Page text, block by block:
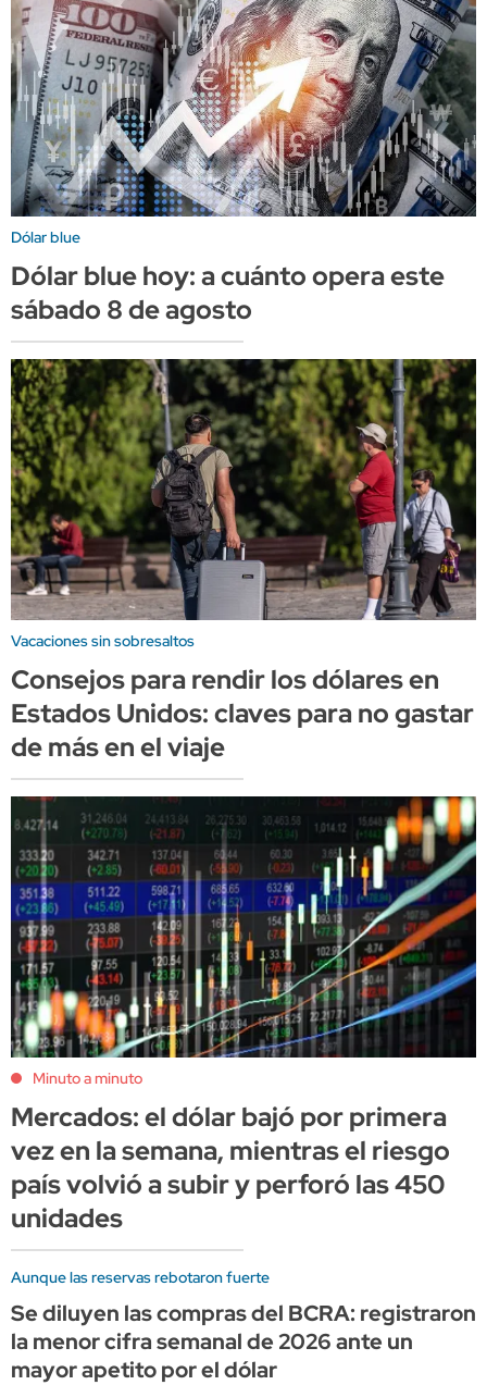
Dólar blue
Dólar blue hoy: a cuánto opera este
sábado 8 de agosto
Vacaciones sin sobresaltos
Consejos para rendir los dólares en
Estados Unidos: claves para no gastar
de más en el viaje
Minuto a minuto
Mercados: el dólar bajó por primera
vez en la semana, mientras el riesgo
país volvió a subir y perforó las 450
unidades
Aunque las reservas rebotaron fuerte
Se diluyen las compras del BCRA: registraron
la menor cifra semanal de 2026 ante un
mayor apetito por el dólar